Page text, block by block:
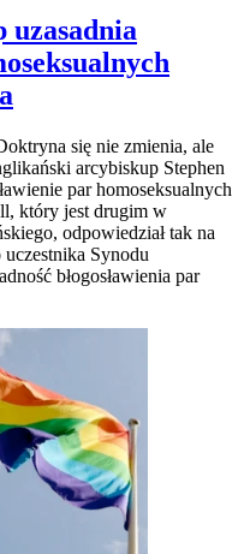
uzasadnia
się nie zmienia, ale
arcybiskup Stephen
par homoseksualnych
który jest drugim w
odpowiedział tak na
Synodu
błogosławienia par